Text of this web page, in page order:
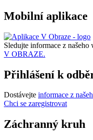
Mobilní aplikace
Sledujte informace z našeho
V OBRAZE.
Přihlášení k
Dostávejte informace z
Chci se zaregistrovat
Záchranný kruh